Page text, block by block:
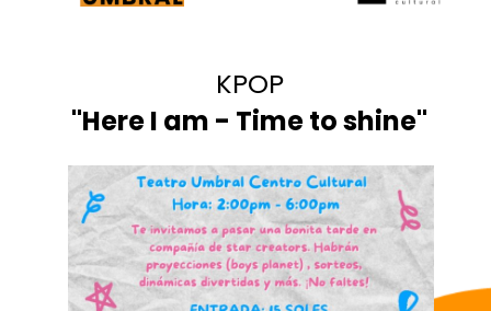
"Here I am - Time to shine"
KPOP